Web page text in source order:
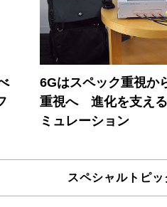
6Gはスペック重視か
重視へ 進化を支え
ミュレーション
スペシャルトピッ